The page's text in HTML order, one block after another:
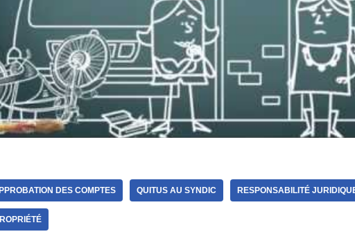
DES COMPTES QUITUS AU SYNDIC RESPONSABILITÉ